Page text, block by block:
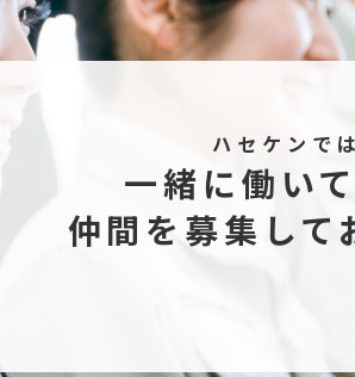
ハセケンでは
一緒に働い
仲間を募集して